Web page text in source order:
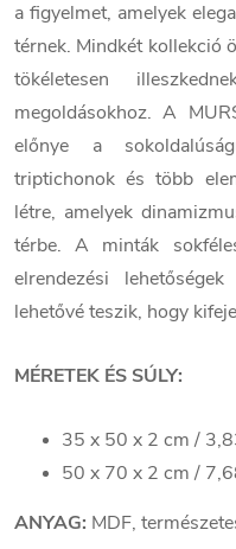
a figyelmet, amelyek
térnek. Mindkét kollekció
tökéletesen
megoldásokhoz. A
előnye a
triptichonok és több
létre, amelyek
térbe. A minták
elrendezési
lehetővé teszik, hogy
MÉRETEK ÉS SÚLY:
35 x 50 x 2 cm /
50 x 70 x 2 cm /
ANYAG: MDF,